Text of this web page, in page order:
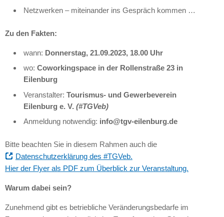
Netzwerken – miteinander ins Gespräch kommen …
Zu den Fakten:
wann: Donnerstag, 21.09.2023, 18.00 Uhr
wo:Coworkingspace in der Rollenstraße 23 in
Eilenburg
Veranstalter:Tourismus- und Gewerbeverein
Eilenburg e. V.(#TGVeb)
Anmeldung notwendig: info@tgv-eilenburg.de
Bitte beachten Sie in diesem Rahmen auch die
Datenschutzerklärung des #TGVeb.
Hier der Flyer als PDF zum Überblick zur Veranstaltung.
Warum dabei sein?
Zunehmend gibt es betriebliche Veränderungsbedarfe im